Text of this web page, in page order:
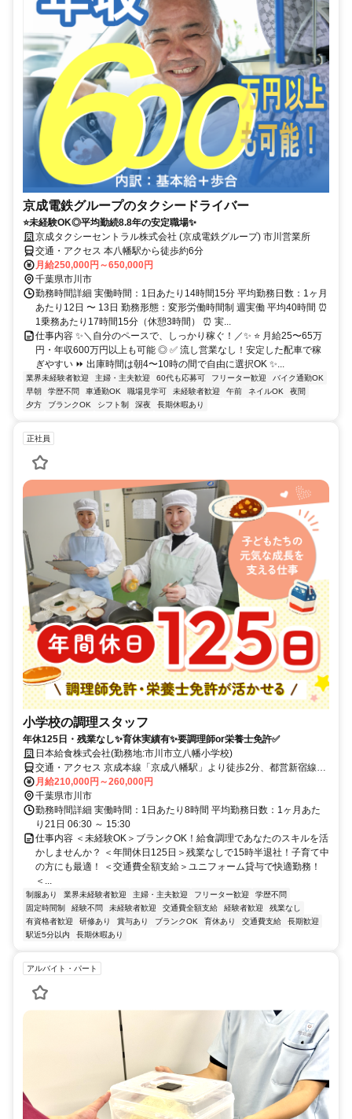
京成電鉄グループのタクシードライバー
⭐未経験OK◎平均勤続8.8年の安定職場✨
京成タクシーセントラル株式会社 (京成電鉄グループ) 市川営業所
交通・アクセス 本八幡駅から徒歩約6分
月給250,000円～650,000円
千葉県市川市
勤務時間詳細 実働時間：1日あたり14時間15分 平均勤務日数：1ヶ月
あたり12日 〜 13日 勤務形態：変形労働時間制 週実働 平均40時間 ⏰
1乗務あたり17時間15分（休憩3時間） ⏰ 実...
仕事内容 ✨＼自分のペースで、しっかり稼ぐ！／✨ ⭐ 月給25〜65万
円・年収600万円以上も可能 ◎ ✅ 流し営業なし！安定した配車で稼
ぎやすい ⏩ 出庫時間は朝4〜10時の間で自由に選択OK ✨...
業界未経験者歓迎 主婦・主夫歓迎 60代も応募可 フリーター歓迎
バイク通勤OK
早朝
学歴不問 車通勤OK 職場見学可 未経験者歓迎 午前 ネイルOK
夜間
夕方
ブランクOK シフト制 深夜 長期休暇あり
正社員
小学校の調理スタッフ
年休125日・残業なし✨育休実績有✨要調理師or栄養士免許✅
日本給食株式会社(勤務地:市川市立八幡小学校)
交通・アクセス 京成本線「京成八幡駅」より徒歩2分、都営新宿線
「本八幡駅」より徒歩3分
月給210,000円～260,000円
千葉県市川市
勤務時間詳細 実働時間：1日あたり8時間 平均勤務日数：1ヶ月あた
り21日 06:30 ～ 15:30
仕事内容 ＜未経験OK＞ブランクOK！給食調理であなたのスキルを活
かしませんか？ ＜年間休日125日＞残業なしで15時半退社！子育て中
の方にも最適！ ＜交通費全額支給＞ユニフォーム貸与で快適勤務！
＜...
制服あり 業界未経験者歓迎 主婦・主夫歓迎 フリーター歓迎
学歴不問
固定時間制
経験不問 未経験者歓迎 交通費全額支給 経験者歓迎
残業なし
有資格者歓迎
研修あり 賞与あり ブランクOK 育休あり 交通費支給
長期歓迎
駅近5分以内
長期休暇あり
アルバイト・パート